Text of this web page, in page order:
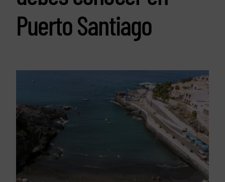
Puerto Santiago